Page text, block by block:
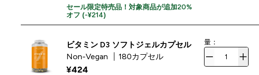
セール限定特売品！対象商品が追加20%
オフ (-¥214)
ビタミン D3 ソフトジェルカプセル
Non-Vegan
180カプセル
¥424‎
量：